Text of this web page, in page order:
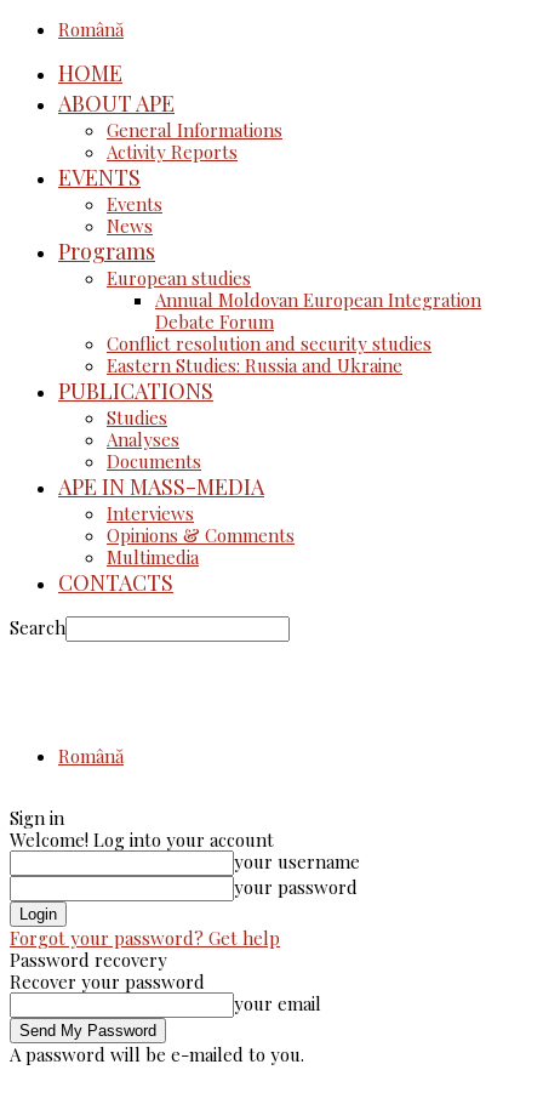
Română
HOME
ABOUT APE
General Informations
Activity Reports
EVENTS
Events
News
Programs
European studies
Annual Moldovan European Integration
Debate Forum
Conflict resolution and security studies
Eastern Studies: Russia and Ukraine
PUBLICATIONS
Studies
Analyses
Documents
APE IN MASS-MEDIA
Interviews
Opinions & Comments
Multimedia
CONTACTS
Search
Română
Sign in
Welcome! Log into your account
your username
your password
Forgot your password? Get help
Password recovery
Recover your password
your email
A password will be e-mailed to you.